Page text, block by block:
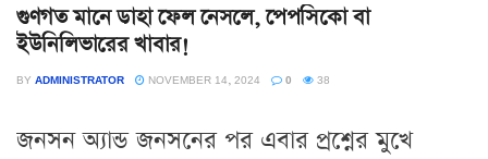
গুণগত মানে ডাহা ফেল নেসলে, পেপসিকো বা
ইউনিলিভারের খাবার!
BY ADMINISTRATOR NOVEMBER 14, 2024 0 38
জনসন অ্যান্ড জনসনের পর এবার প্রশ্নের মুখে